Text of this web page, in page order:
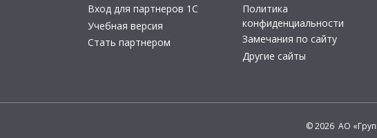
Вход для партнеров 1С
Учебная версия
Стать партнером
Политика
конфиденциальности
Замечания по сайту
Другие сайты
© 2026 АО